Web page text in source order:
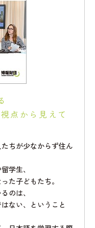
点から見えて
ちが少なからず住ん
学生、
た子どもたち。
のは、
ない、ということ